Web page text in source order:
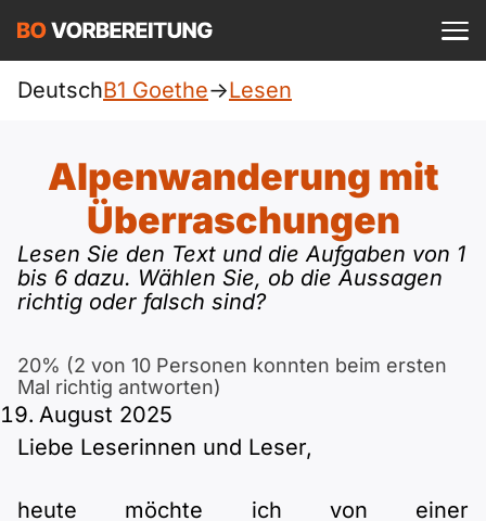
Goethe
Allgemein
Beruf
ÖIF
Deutsch
Englisch
Türkisch
Ukrainisch
Russisch
A1 Allgemein
A1 DTZ
A1 Goethe
A1 ÖIF
A2 Allgemein
A2 telc
A2 Goethe
B1
B1 DTZ
B2
B2 Allgemein
Blog
Einloggen ist kostenlos?
DeutschB1 Goethe->Lesen
Alpenwanderung mit
Überraschungen
Lesen Sie den Text und die Aufgaben von 1
bis 6 dazu. Wählen Sie, ob die Aussagen
richtig oder falsch sind?
20% (2 von 10 Personen konnten beim ersten
Mal richtig antworten)
August 2025
Liebe Leserinnen und Leser,
heute möchte ich von einer